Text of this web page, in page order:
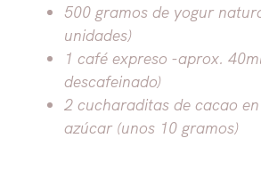
500 gramos de yogur
unidades)
1 café expreso -aprox.
descafeinado)
2 cucharaditas de cacao
azúcar (unos 10 gramos)